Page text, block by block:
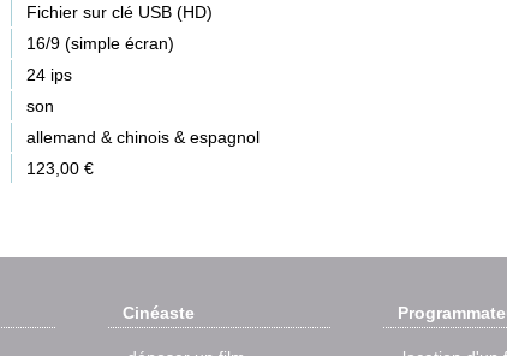
Fichier sur clé USB (HD)
16/9 (simple écran)
24 ips
son
allemand & chinois & espagnol
123,00 €
Cinéaste